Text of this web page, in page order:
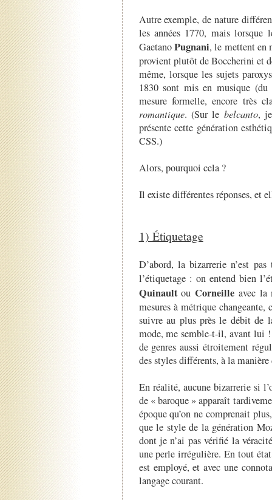
Autre exemple, de nature
les années 1770, mais lorsque
GaetanoPugnani, le mettent en
provient plutôt de Boccherini et
même, lorsque les sujets
1830 sont mis en musique
mesure formelle, encore très
romantique. (Sur le belcanto,
présente cette génération
CSS.)
Alors, pourquoi cela ?
Il existe différentes réponses, et
1) Étiquetage
D’abord, la bizarrerie n’est
l’étiquetage : on entend bien
QuinaultouCorneille avec la
mesures à métrique changeante,
suivre au plus près le débit de
mode, me semble-t-il, avant lui
de genres aussi étroitement
des styles différents, à la
En réalité, aucune bizarrerie si
de « baroque » apparaît
époque qu’on ne comprenait
que le style de la génération
dont je n’ai pas vérifié la
une perle irrégulière. En tout état
est employé, et avec une
langage courant.